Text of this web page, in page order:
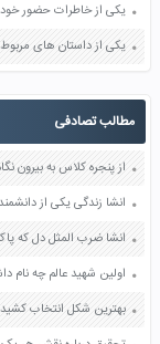
یکی از خاطرات حضور خود در نماز
یکی از داستان های مربوط به زندگی
مطالب تصادفی
انشا زندگی یکی از دانشمندان به
انشا ضرب المثل دل که پاک
اولین شهید عالم چه نام
بهترین شکل انتخاب کشیده ها